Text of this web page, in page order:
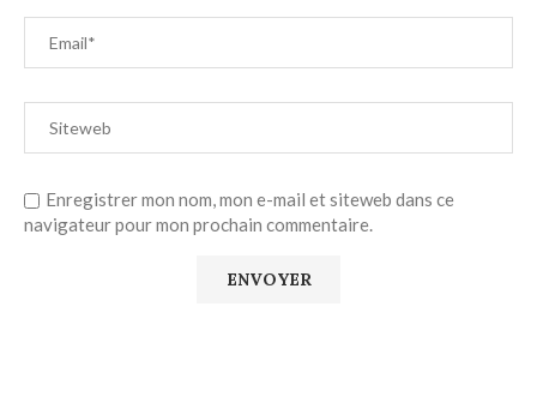
Enregistrer mon nom, mon e-mail et siteweb dans ce
navigateur pour mon prochain commentaire.